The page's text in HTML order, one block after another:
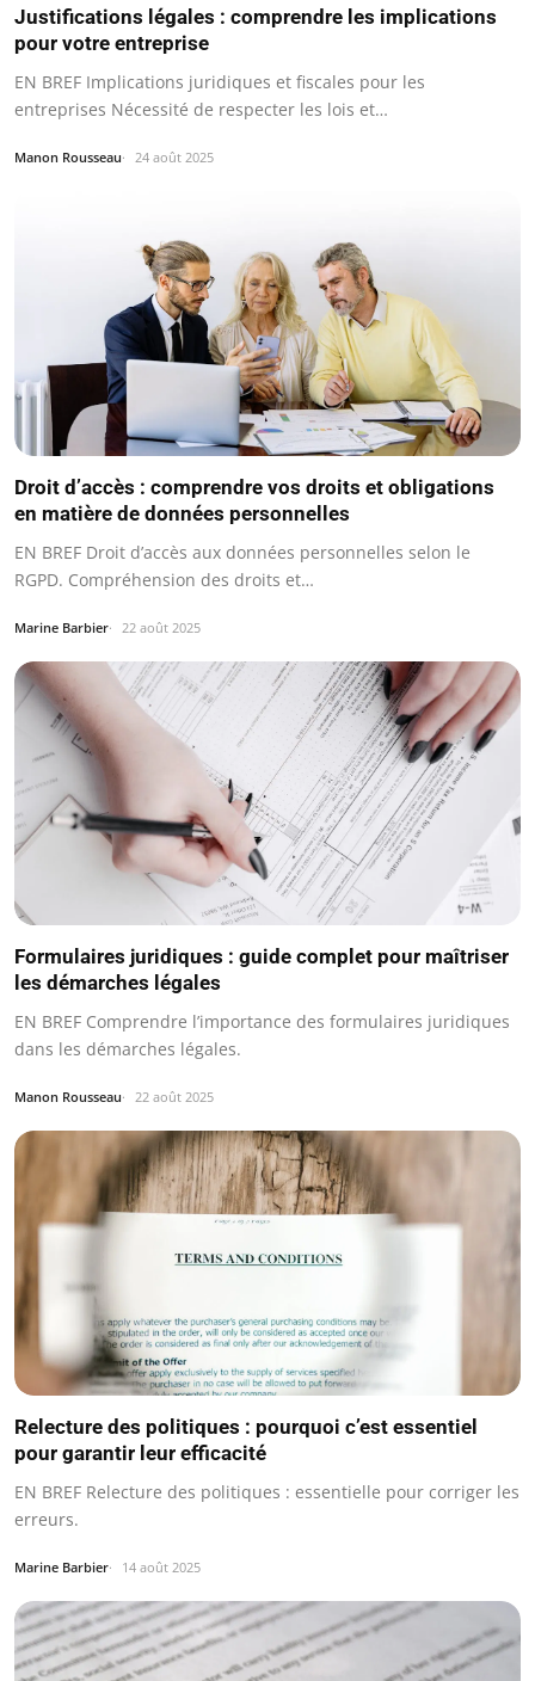
Justifications légales : comprendre les implications
pour votre entreprise
EN BREF Implications juridiques et fiscales pour les
entreprises Nécessité de respecter les lois et…
Manon Rousseau 24 août 2025
Droit d’accès : comprendre vos droits et obligations
en matière de données personnelles
EN BREF Droit d’accès aux données personnelles selon le
RGPD. Compréhension des droits et…
Marine Barbier 22 août 2025
Formulaires juridiques : guide complet pour maîtriser
les démarches légales
EN BREF Comprendre l’importance des formulaires juridiques
dans les démarches légales.
Manon Rousseau 22 août 2025
Relecture des politiques : pourquoi c’est essentiel
pour garantir leur efficacité
EN BREF Relecture des politiques : essentielle pour corriger les
erreurs.
Marine Barbier 14 août 2025